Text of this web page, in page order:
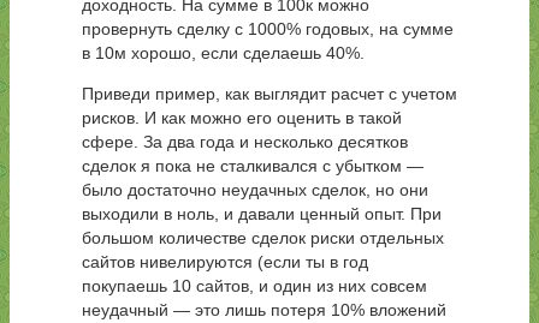
доходность. На сумме в 100к можно
провернуть сделку с 1000% годовых, на сумме
в 10м хорошо, если сделаешь 40%.
Приведи пример, как выглядит расчет с учетом
рисков. И как можно его оценить в такой
сфере. За два года и несколько десятков
сделок я пока не сталкивался с убытком —
было достаточно неудачных сделок, но они
выходили в ноль, и давали ценный опыт. При
большом количестве сделок риски отдельных
сайтов нивелируются (если ты в год
покупаешь 10 сайтов, и один из них совсем
неудачный — это лишь потеря 10% вложений